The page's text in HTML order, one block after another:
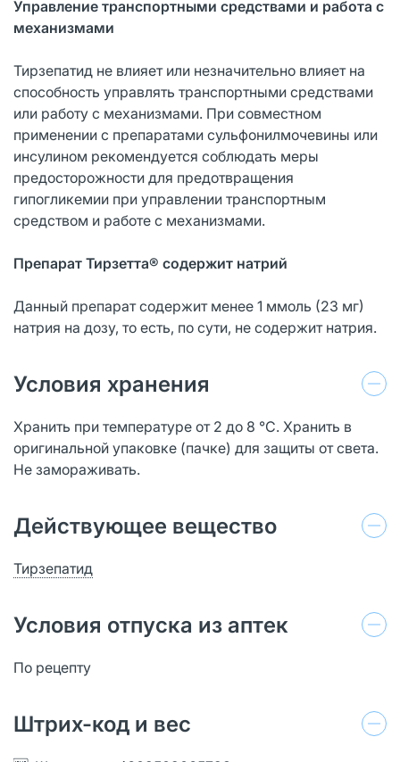
Управление транспортными средствами и работа с
механизмами
Тирзепатид не влияет или незначительно влияет на
способность управлять транспортными средствами
или работу с механизмами. При совместном
применении с препаратами сульфонилмочевины или
инсулином рекомендуется соблюдать меры
предосторожности для предотвращения
гипогликемии при управлении транспортным
средством и работе с механизмами.
Препарат Тирзетта® содержит натрий
Данный препарат содержит менее 1 ммоль (23 мг)
натрия на дозу, то есть, по сути, не содержит натрия.
Условия хранения
Хранить при температуре от 2 до 8 °C. Хранить в
оригинальной упаковке (пачке) для защиты от света.
Не замораживать.
Действующее вещество
Тирзепатид
Условия отпуска из аптек
По рецепту
Штрих-код и вес